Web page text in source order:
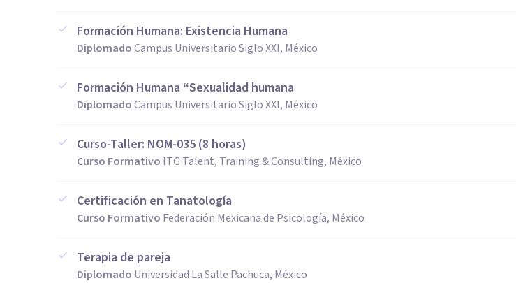
Formación Humana: Existencia Humana
DiplomadoCampus Universitario Siglo XXI, México
Formación Humana “Sexualidad humana
DiplomadoCampus Universitario Siglo XXI, México
Curso-Taller: NOM-035 (8 horas)
Curso Formativo ITG Talent, Training & Consulting, México
Certificación en Tanatología
Curso Formativo Federación Mexicana de Psicología, México
Terapia de pareja
Diplomado Universidad La Salle Pachuca, México